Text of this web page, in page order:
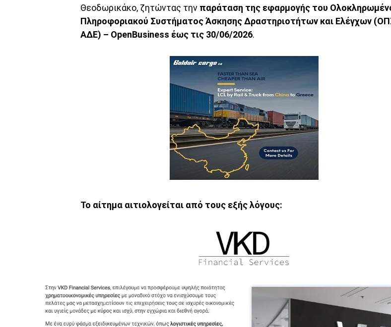
Θεοδωρικάκο, ζητώντας την παράταση της εφαρμογής του
Πληροφοριακού Συστήματος Άσκησης Δραστηριοτήτων και Ελέγχων
ΑΔΕ) – OpenBusiness έως τις 30/06/2026.
Το αίτημα αιτιολογείται από τους εξής λόγους: